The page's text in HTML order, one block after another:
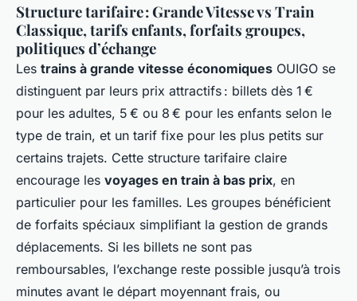
Structure tarifaire : Grande Vitesse vs Train
Classique, tarifs enfants, forfaits groupes,
politiques d’échange
Les trains à grande vitesse économiques OUIGO se
distinguent par leurs prix attractifs : billets dès 1 €
pour les adultes, 5 € ou 8 € pour les enfants selon le
type de train, et un tarif fixe pour les plus petits sur
certains trajets. Cette structure tarifaire claire
encourage les voyages en train à bas prix, en
particulier pour les familles. Les groupes bénéficient
de forfaits spéciaux simplifiant la gestion de grands
déplacements. Si les billets ne sont pas
remboursables, l’exchange reste possible jusqu’à trois
minutes avant le départ moyennant frais, ou